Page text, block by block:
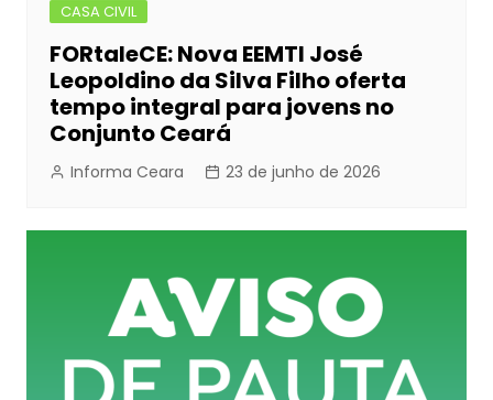
CASA CIVIL
FORtaleCE: Nova EEMTI José
Leopoldino da Silva Filho oferta
tempo integral para jovens no
Conjunto Ceará
Informa Ceara 23 de junho de 2026